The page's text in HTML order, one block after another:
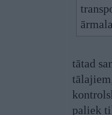
tātad
paliek